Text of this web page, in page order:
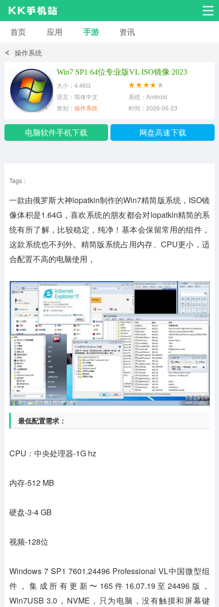
安卓应用
小说漫画
安卓其它
首页 应用 手游 资讯
操作系统
Win7 SP1 64位专业版VL ISO镜像 2023
大小：4.46G
语言：简体中文
系统：Android
类别： 操作系统 时间：2026-06-23
电脑软件手机下载 网盘高速下载
Tags：
一款由俄罗斯大神lopatkin制作的Win7精简版系统，ISO镜
像体积是1.64G，喜欢系统的朋友都会对lopatkin精简的系
统有所了解，比较稳定，纯净！基本会保留常用的组件，
这款系统也不列外。精简版系统占用内存、CPU更小，适
合配置不高的电脑使用，
最低配置需求：
CPU：中央处理器-1G hz
内存-512 MB
硬盘-3-4 GB
视频-128位
Windows 7 SP1 7601.24496 Professional VL中国微型组
件，集成所有更新〜165件16.07.19至24496版，
Win7USB 3.0，NVME，只为电脑，没有触摸和屏幕键